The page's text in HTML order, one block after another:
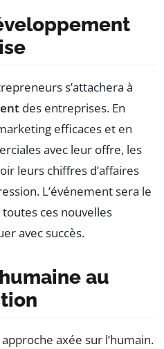
s’attachera à
des entreprises. En
efficaces et en
avec leur offre, les
leurs chiffres d’affaires
L’événement sera le
ces nouvelles
avec succès.
au
axée sur l’humain.